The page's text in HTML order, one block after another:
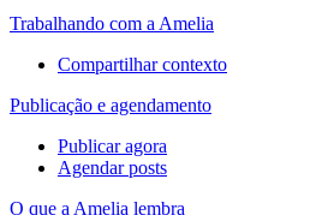
Trabalhando com a Amelia
Compartilhar contexto
Publicação e agendamento
Publicar agora
Agendar posts
O que a Amelia lembra